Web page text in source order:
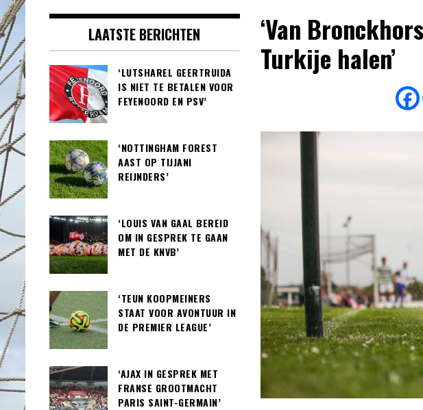
‘Van
Turkije halen’
LAATSTE BERICHTEN
‘LUTSHAREL GEERTRUIDA
IS NIET TE BETALEN VOOR
FEYENOORD EN PSV’
‘NOTTINGHAM FOREST
AAST OP TIJJANI
REIJNDERS’
‘LOUIS VAN GAAL BEREID
OM IN GESPREK TE GAAN
MET DE KNVB’
‘TEUN KOOPMEINERS
STAAT VOOR AVONTUUR IN
DE PREMIER LEAGUE’
‘AJAX IN GESPREK MET
FRANSE GROOTMACHT
PARIS SAINT-GERMAIN’